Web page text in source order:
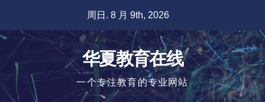
容
周日. 8 月 9th, 2026
华夏教育在线
一个专注教育的专业网站